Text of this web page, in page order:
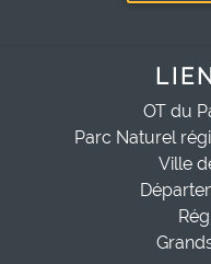
OT du
Parc Naturel
Ville